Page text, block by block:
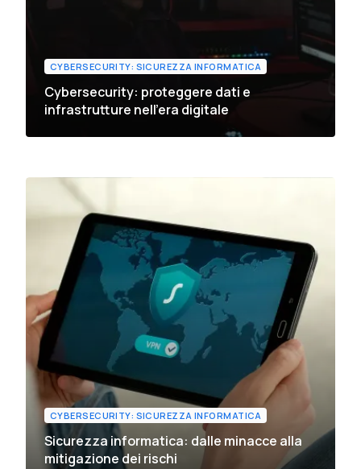
CYBERSECURITY: SICUREZZA INFORMATICA
Cybersecurity: proteggere dati e
infrastrutture nell’era digitale
CYBERSECURITY: SICUREZZA INFORMATICA
Sicurezza informatica: dalle minacce alla
mitigazione dei rischi